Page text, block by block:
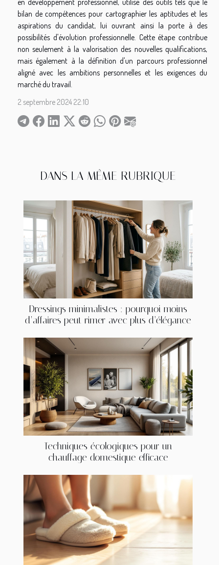
DANS LA MÊME RUBRIQUE
Dressings minimalistes : pourquoi moins
d’affaires peut rimer avec plus d’élégance
Techniques écologiques pour un
chauffage domestique efficace
bilan de compétences pour cartographier les aptitudes et les
aspirations du candidat, lui ouvrant ainsi la porte à des
possibilités d'évolution professionnelle. Cette étape contribue
non seulement à la valorisation des nouvelles qualifications,
mais également à la définition d'un parcours professionnel
aligné avec les ambitions personnelles et les exigences du
marché du travail.
2 septembre 2024 22:10